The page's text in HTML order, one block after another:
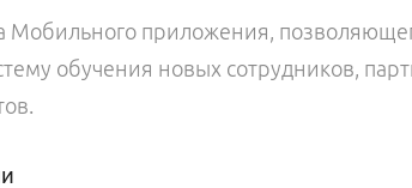
Мобильного приложения,
обучения новых сотрудников,